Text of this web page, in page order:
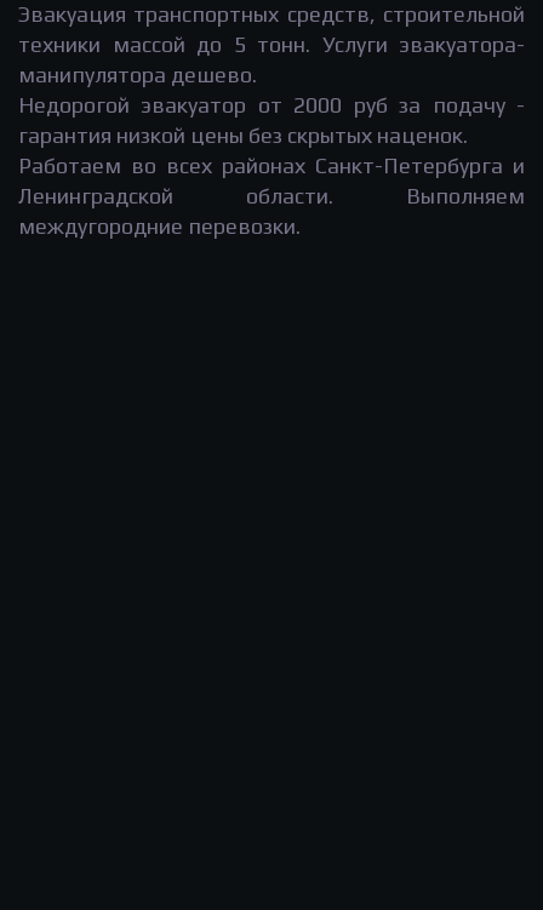
Эвакуация транспортных средств, строительной
техники массой до 5 тонн. Услуги эвакуатора-
манипулятора дешево.
Недорогой эвакуатор от 2000 руб за подачу -
гарантия низкой цены без скрытых наценок.
Работаем во всех районах Санкт-Петербурга и
Ленинградской области. Выполняем
междугородние перевозки.